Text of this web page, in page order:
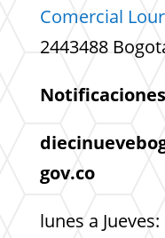
Comercial
2443488
gov.co
lunes a